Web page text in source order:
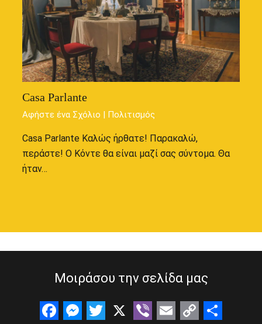
Casa Parlante
Αφήστε ένα Σχόλιο | Πολιτισμός
Casa Parlante Καλώς ήρθατε! Παρακαλώ,
περάστε! Ο Κόντε θα είναι μαζί σας σύντομα. Θα
ήταν…
Μοιράσου την σελίδα μας